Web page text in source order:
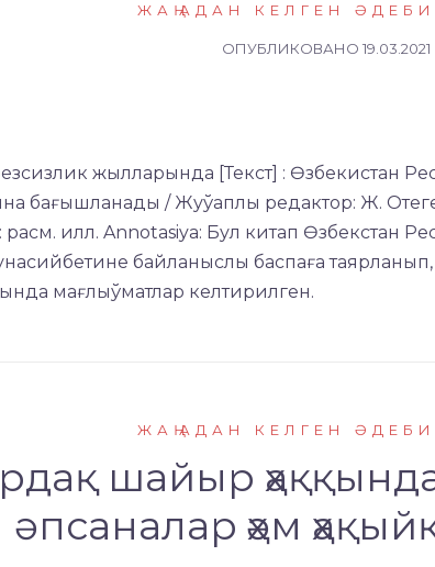
ЖАҢАДАН КЕЛГЕН
ОПУБЛИКОВАНО 19.03.2021
жылларында [Текст] : Өзбекистан
бағышланады / Жуўаплы редактор: Ж.
: расм. илл. Annotasiya: Бул китап Өзбекстан
байланыслы баспаға
мағлыўматлар келтирилген.
ЖАҢАДАН КЕЛГЕН
шайыр
әпсаналар ҳәм